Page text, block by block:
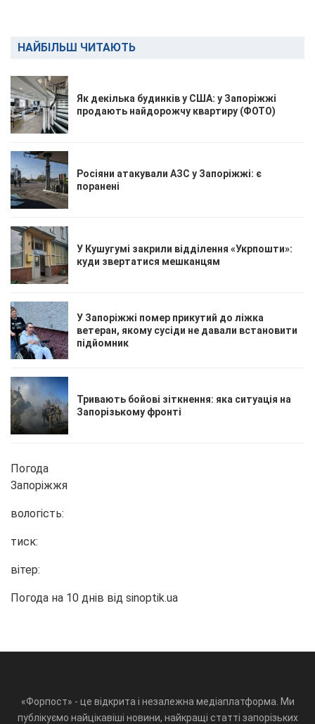
НАЙБІЛЬШ ЧИТАЮТЬ
Як декілька будинків у США: у Запоріжжі
продають найдорожчу квартиру (ФОТО)
Росіяни атакували АЗС у Запоріжжі: є
поранені
У Кушугумі закрили відділення «Укрпошти»:
куди звертатися мешканцям
У Запоріжжі помер прикутий до ліжка
ветеран, якому сусіди не давали встановити
підйомник
Тривають бойові зіткнення: яка ситуація на
Запорізькому фронті
Погода
Запоріжжя
вологість:
тиск:
вітер:
Погода на 10 днів від sinoptik.ua
«Форпост» - це відкрита і незалежна медіаплатформа. Ми
публікуємо найцікавіші новини, найкращі статті запорізьких